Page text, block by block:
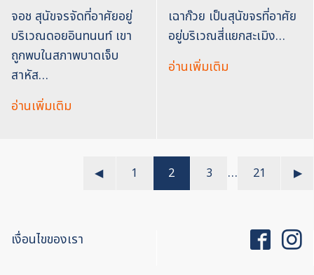
จอช สุนัขจรจัดที่อาศัยอยู่
บริเวณดอยอินทนนท์ เขา
ถูกพบในสภาพบาดเจ็บ
สาหัส…
อ่านเพิ่มเติม
เฉาก๊วย เป็นสุนัขจรที่อาศัย
อยู่บริเวณสี่แยกสะเมิง…
อ่านเพิ่มเติม
◀︎ 1 2 3 … 21 ▶︎
เงื่อนไขของเรา